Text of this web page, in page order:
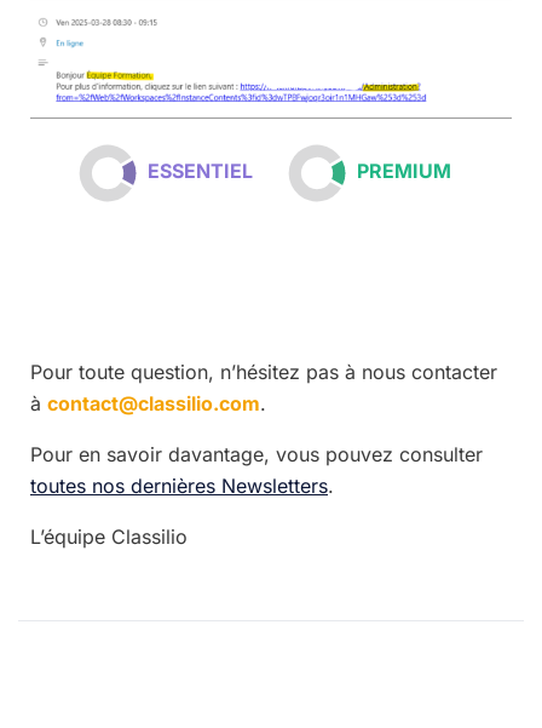
ESSENTIEL PREMIUM
Pour toute question, n’hésitez pas à nous contacter
à contact@classilio.com.
Pour en savoir davantage, vous pouvez consulter
toutes nos dernières Newsletters.
L’équipe Classilio